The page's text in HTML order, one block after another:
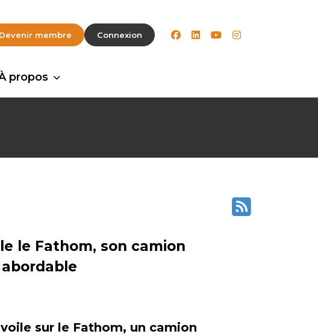
Devenir membre Connexion facebook
linkedinyoutubeinstagram
propos
le Fathom, son camion
sur le Fathom, un camion